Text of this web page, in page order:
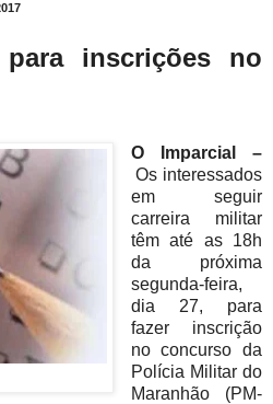
para inscrições no
O Imparcial –
Os interessados
em seguir
carreira militar
têm até as 18h
da próxima
segunda-feira,
dia 27, para
fazer inscrição
no concurso da
Polícia Militar do
Maranhão (PM-